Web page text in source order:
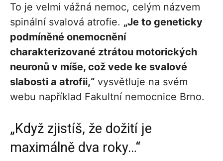
To je velmi vážná nemoc, celým názvem
spinální svalová atrofie. „Je to geneticky
podmíněné onemocnění
charakterizované ztrátou motorických
neuronů v míše, což vede ke svalové
slabosti a atrofii,“ vysvětluje na svém
webu například Fakultní nemocnice Brno.
„Když zjistíš, že dožití je
maximálně dva roky…“